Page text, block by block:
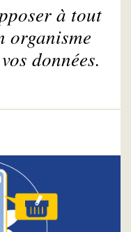
à tout
organisme
données.